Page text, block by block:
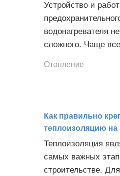
Устройство и
водонагревателя
сложного. Чаще
Отопление
Как правильно
теплоизоляцию на
Теплоизоляция
самых важных
строительстве.